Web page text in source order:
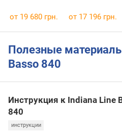
от 19 680 грн. от 17 196 грн.
Полезные
Basso 840
Инструкция к Indiana Line
840
инструкции